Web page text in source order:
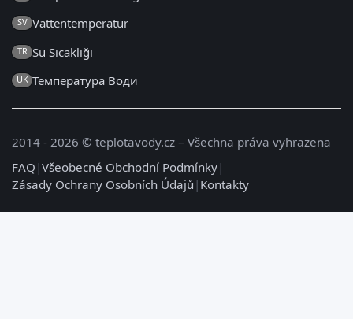
SV Vattentemperatur
TR Su Sıcaklığı
UK Температура Води
2014 - 2026 © teplotavody.cz – Všechna práva vyhrazena
FAQ |Všeobecné Obchodní Podmínky|
Zásady Ochrany Osobních Údajů | Kontakty